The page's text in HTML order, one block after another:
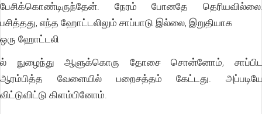
பேசிக்கொண்டிருந்தேன். நேரம் போனதே
பசித்தது, எந்த ஹோட்டலிலும் சாப்பாடு இல்லை, இறுதியாக
ஒரு ஹோட்டலி
ல் நுழைந்து ஆளுக்கொரு தோசை சொன்னோம்,
ஆரம்பித்த வேளையில் பறைசத்தம் கேட்டது.
விட்டுவிட்டு கிளம்பினோம்.